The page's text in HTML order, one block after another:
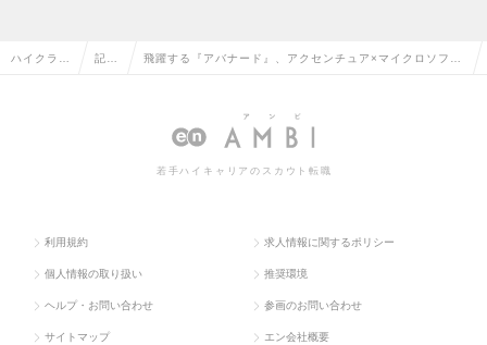
ハイクラス 記事 飛躍する『アバナード』、アクセンチュア×マイクロソフト
若手ハイキャリアのスカウト転職
利用規約 求人情報に関するポリシー
個人情報の取り扱い 推奨環境
ヘルプ・お問い合わせ 参画のお問い合わせ
サイトマップ エン会社概要